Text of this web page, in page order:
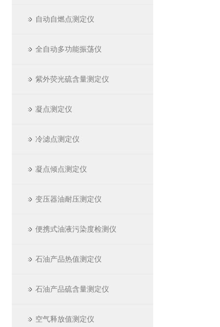
自动自燃点测定仪
全自动多功能振荡仪
紫外荧光硫含量测定仪
凝点测定仪
冷滤点测定仪
凝点倾点测定仪
变压器油耐压测定仪
便携式油液污染度检测仪
石油产品热值测定仪
石油产品硫含量测定仪
空气释放值测定仪